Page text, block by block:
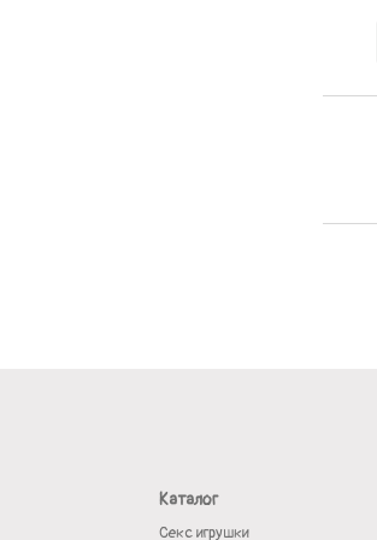
Каталог
Секс игрушки